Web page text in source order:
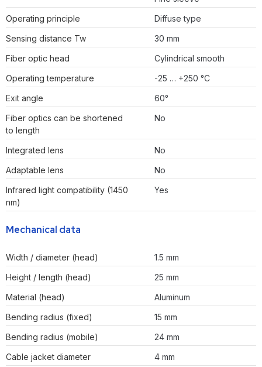
Operating principle
Diffuse type
Sensing distance Tw
30 mm
Fiber optic head
Cylindrical smooth
Operating temperature
-25 … +250 °C
Exit angle
60°
Fiber optics can be shortened
to length
No
Integrated lens
No
Adaptable lens
No
Infrared light compatibility (1450
nm)
Yes
Mechanical data
Width / diameter (head)
1.5 mm
Height / length (head)
25 mm
Material (head)
Aluminum
Bending radius (fixed)
15 mm
Bending radius (mobile)
24 mm
Cable jacket diameter
4 mm